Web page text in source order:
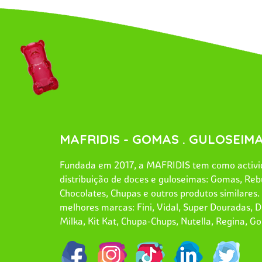
MAFRIDIS - GOMAS .
Fundada em 2017, a MAFRIDIS tem como
distribuição de doces e guloseimas: Gomas,
Chocolates, Chupas e outros produtos
melhores marcas: Fini, Vidal, Super Douradas,
Milka, Kit Kat, Chupa-Chups, Nutella, Regina,